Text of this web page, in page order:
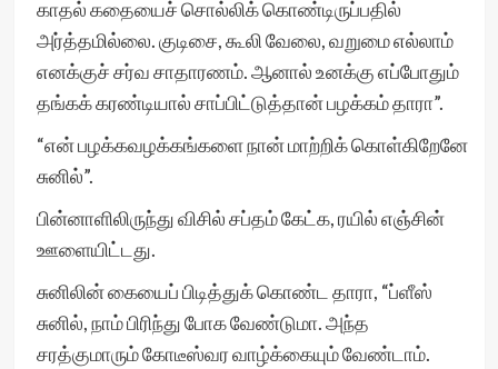
காதல் கதையைச் சொல்லிக் கொண்டிருப்பதில்
அர்த்தமில்லை. குடிசை, கூலி வேலை, வறுமை எல்லாம்
எனக்குச் சர்வ சாதாரணம். ஆனால் உனக்கு எப்போதும்
தங்கக் கரண்டியால் சாப்பிட்டுத்தான் பழக்கம் தாரா”.
“என் பழக்கவழக்கங்களை நான் மாற்றிக் கொள்கிறேனே
சுனில்”.
பின்னாளிலிருந்து விசில் சப்தம் கேட்க, ரயில் எஞ்சின்
ஊளையிட்டது.
சுனிலின் கையைப் பிடித்துக் கொண்ட தாரா, “ப்ளீஸ்
சுனில், நாம் பிரிந்து போக வேண்டுமா. அந்த
சரத்குமாரும் கோடீஸ்வர வாழ்க்கையும் வேண்டாம்.